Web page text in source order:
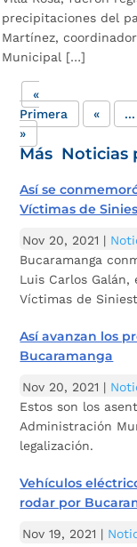
precipitaciones del
Martínez,
Municipal […]
«
Primera
« ...
»
Más Noticias
Así se
Víctimas de
Nov 20, 2021 |
Bucaramanga
Luis Carlos
Víctimas de
Así avanzan los
Bucaramanga
Nov 20, 2021 |
Estos son los
Administración
legalización.
Vehículos
rodar por
Nov 19, 2021 |